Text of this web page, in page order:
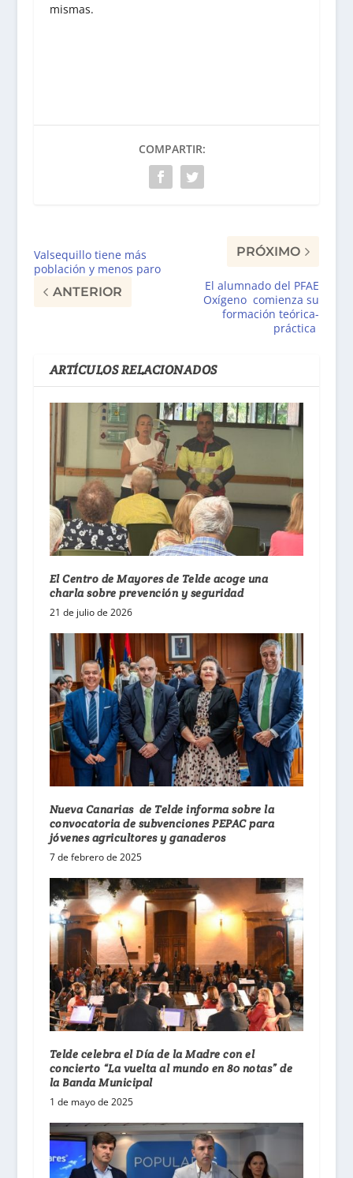
mismas.
COMPARTIR:
Valsequillo tiene más
población y menos paro
ANTERIOR
PRÓXIMO
El alumnado del PFAE
Oxígeno comienza su
formación teórica-
práctica
ARTÍCULOS RELACIONADOS
El Centro de Mayores de Telde acoge una
charla sobre prevención y seguridad
21 de julio de 2026
Nueva Canarias de Telde informa sobre la
convocatoria de subvenciones PEPAC para
jóvenes agricultores y ganaderos
7 de febrero de 2025
Telde celebra el Día de la Madre con el
concierto “La vuelta al mundo en 80 notas” de
la Banda Municipal
1 de mayo de 2025